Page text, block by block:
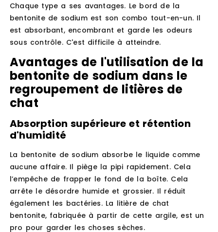
Chaque type a ses avantages. Le bord de la
bentonite de sodium est son combo tout-en-un. Il
est absorbant, encombrant et garde les odeurs
sous contrôle. C'est difficile à atteindre.
Avantages de l'utilisation de la
bentonite de sodium dans le
regroupement de litières de
chat
Absorption supérieure et rétention
d'humidité
La bentonite de sodium absorbe le liquide comme
aucune affaire. Il piège la pipi rapidement. Cela
l’empêche de frapper le fond de la boîte. Cela
arrête le désordre humide et grossier. Il réduit
également les bactéries. La litière de chat
bentonite, fabriquée à partir de cette argile, est un
pro pour garder les choses sèches.